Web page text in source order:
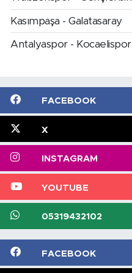
Kasımpaşa - Galatasaray
Antalyaspor - Kocaelispor
FACEBOOK
X
INSTAGRAM
YOUTUBE
05319432102
FACEBOOK